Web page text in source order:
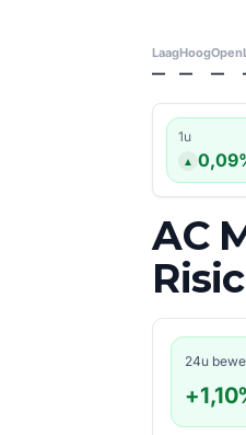
Laag
—
Hoog
—
Open
—
1u
AC
24u